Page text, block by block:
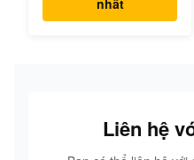
đào mini
nhất
Liên hệ